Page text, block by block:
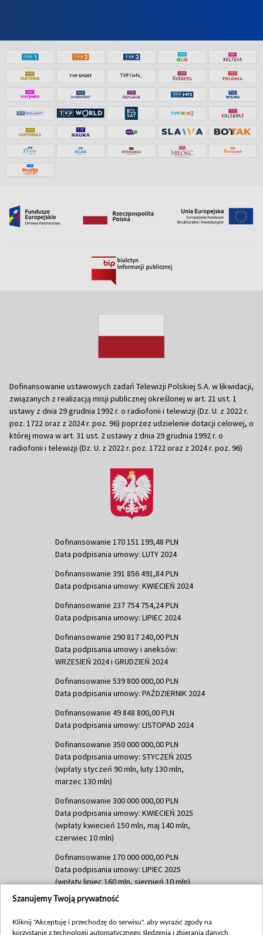
Dofinansowanie ustawowych zadań Telewizji Polskiej S.A. w likwidacji,
związanych z realizacją misji publicznej określonej w art. 21 ust. 1
ustawy z dnia 29 grudnia 1992 r. o radiofonii i telewizji (Dz. U. z 2022 r.
poz. 1722 oraz z 2024 r. poz. 96) poprzez udzielenie dotacji celowej, o
której mowa w art. 31 ust. 2 ustawy z dnia 29 grudnia 1992 r. o
radiofonii i telewizji (Dz. U. z 2022 r. poz. 1722 oraz z 2024 r. poz. 96)
Dofinansowanie 170 151 199,48 PLN
Data podpisania umowy: LUTY 2024
Dofinansowanie 391 856 491,84 PLN
Data podpisania umowy: KWIECIEŃ 2024
Dofinansowanie 237 754 754,24 PLN
Data podpisania umowy: LIPIEC 2024
Dofinansowanie 290 817 240,00 PLN
Data podpisania umowy i aneksów:
WRZESIEŃ 2024 i GRUDZIEŃ 2024
Dofinansowanie 539 800 000,00 PLN
Data podpisania umowy: PAŹDZIERNIK 2024
Dofinansowanie 49 848 800,00 PLN
Data podpisania umowy: LISTOPAD 2024
Dofinansowanie 350 000 000,00 PLN
Data podpisania umowy: STYCZEŃ 2025
(wpłaty styczeń 90 mln, luty 130 mln,
marzec 130 mln)
Dofinansowanie 300 000 000,00 PLN
Data podpisania umowy: KWIECIEŃ 2025
(wpłaty kwiecień 150 mln, maj 140 mln,
czerwiec 10 mln)
Dofinansowanie 170 000 000,00 PLN
Data podpisania umowy: LIPIEC 2025
(wpłaty lipiec 160 mln, sierpień 10 mln)
Dofinansowanie 60 000 000,00 PLN
(wpłata wrzesień 60 mln)
Szanujemy Twoją prywatność
Kliknij "Akceptuję i przechodzę do serwisu", aby wyrazić zgody na
korzystanie z technologii automatycznego śledzenia i zbierania danych,